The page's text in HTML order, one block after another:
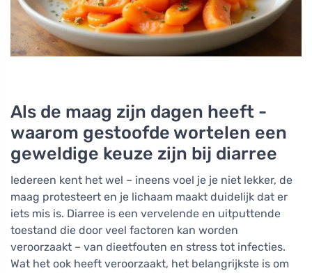
Als de maag zijn dagen heeft -
waarom gestoofde wortelen een
geweldige keuze zijn bij diarree
Iedereen kent het wel – ineens voel je je niet lekker, de
maag protesteert en je lichaam maakt duidelijk dat er
iets mis is. Diarree is een vervelende en uitputtende
toestand die door veel factoren kan worden
veroorzaakt – van dieetfouten en stress tot infecties.
Wat het ook heeft veroorzaakt, het belangrijkste is om